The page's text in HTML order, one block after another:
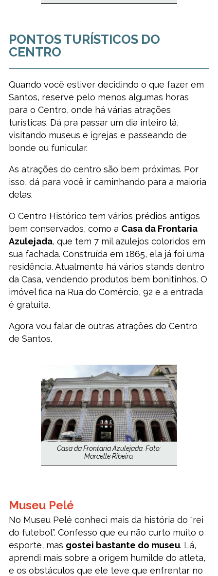
PONTOS TURÍSTICOS DO
CENTRO
Quando você estiver decidindo o que fazer em
Santos, reserve pelo menos algumas horas
para o Centro, onde há várias atrações
turísticas. Dá pra passar um dia inteiro lá,
visitando museus e igrejas e passeando de
bonde ou funicular.
As atrações do centro são bem próximas. Por
isso, dá para você ir caminhando para a maioria
delas.
O Centro Histórico tem vários prédios antigos
bem conservados, como a Casa da Frontaria
Azulejada, que tem 7 mil azulejos coloridos em
sua fachada. Construída em 1865, ela já foi uma
residência. Atualmente há vários stands dentro
da Casa, vendendo produtos bem bonitinhos. O
imóvel fica na Rua do Comércio, 92 e a entrada
é gratuita.
Agora vou falar de outras atrações do Centro
de Santos.
Casa da Frontaria Azulejada. Foto:
Marcelle Ribeiro.
Museu Pelé
No Museu Pelé conheci mais da história do “rei
do futebol”. Confesso que eu não curto muito o
esporte, mas gostei bastante do museu. Lá,
aprendi mais sobre a origem humilde do atleta,
e os obstáculos que ele teve que enfrentar no